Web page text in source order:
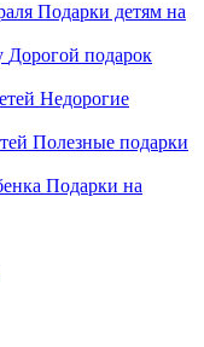
Подарки детям на
Дорогой подарок
Недорогие
Полезные подарки
Подарки на